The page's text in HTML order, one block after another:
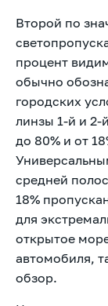
Второй по
процент
обычно
городских
линзы 1-й и 2-
до 80% и от
средней
18%
для
открытое
автомобиля,
обзор.